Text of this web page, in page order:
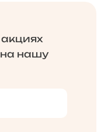
нашу